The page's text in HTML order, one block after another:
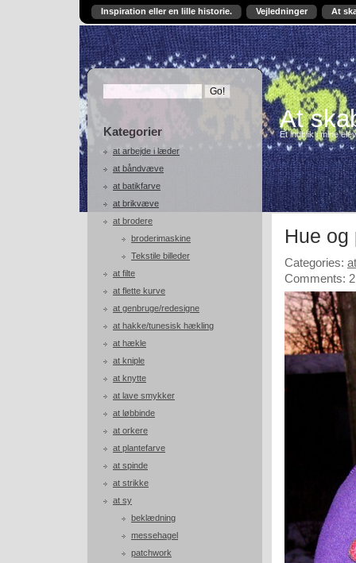
Inspiration eller en lille historie. Vejledninger At
Kategorier
at arbejde i læder
at båndvæve
at batikfarve
at brikvæve
at brodere
broderimaskine
Tekstile billeder
at filte
at flette kurve
at genbruge/redesigne
at hakke/tunesisk hækling
at hækle
at kniple
at knytte
at lave smykker
at løbbinde
at orkere
at plantefarve
at spinde
at strikke
at sy
beklædning
messehagel
patchwork
At
Et indblik i mine
Hue og
Categories:
Comments: 2